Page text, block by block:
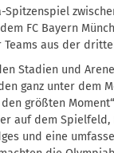
Spitzenspiel
FC Bayern
aus der
Stadien und
ganz unter dem
größten
auf dem
und eine